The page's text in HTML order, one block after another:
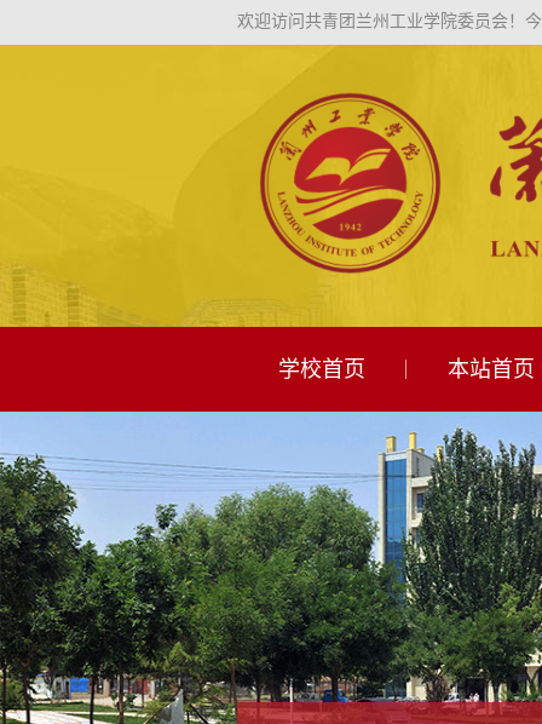
欢迎访问共青团兰州工业学院委员会！
学校首页 本站首页